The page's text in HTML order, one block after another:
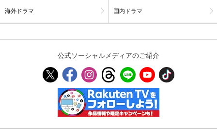
閲覧履歴
サイト内の閲覧履歴を確認できます。履歴
す。
視聴デバイス一覧
スマホなどでRakuten TVを視聴する際のデ
バイス連携の設定ができます。
視聴年齢制限の変更時にパスコード入力が
求められるのでお子さまがいても安心で
海外ドラマ 国内ドラマ
公式ソーシャルメディアのご紹介